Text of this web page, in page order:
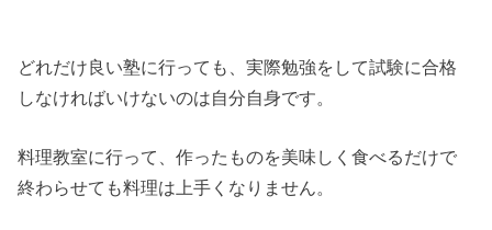
どれだけ良い塾に行っても、実際勉強をして試験に合格
しなければいけないのは自分自身です。
料理教室に行って、作ったものを美味しく食べるだけで
終わらせても料理は上手くなりません。